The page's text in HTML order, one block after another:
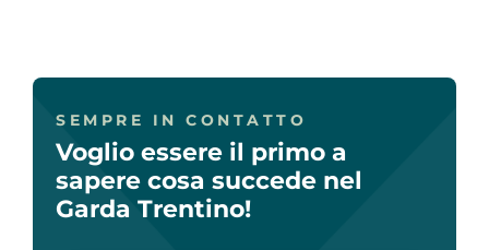
SEMPRE IN CONTATTO
Voglio essere il primo a
sapere cosa succede nel
Garda Trentino!